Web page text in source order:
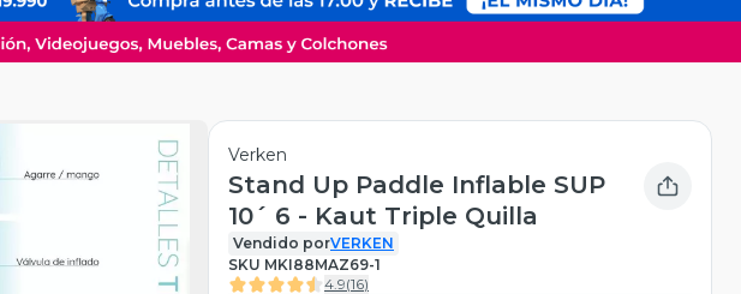
Verken
Stand Up Paddle Inflable SUP
10´ 6 - Kaut Triple Quilla
Vendido porVERKEN
SKU MKI88MAZ69-1
4.9(16)